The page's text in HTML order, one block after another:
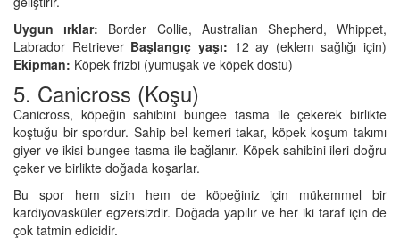
Uygun ırklar: Border Collie, Australian Shepherd, Whippet,
Labrador Retriever Başlangıç yaşı: 12 ay (eklem sağlığı için)
Ekipman: Köpek frizbi (yumuşak ve köpek dostu)
5. Canicross (Koşu)
Canicross, köpeğin sahibini bungee tasma ile çekerek birlikte
koştuğu bir spordur. Sahip bel kemeri takar, köpek koşum takımı
giyer ve ikisi bungee tasma ile bağlanır. Köpek sahibini ileri doğru
çeker ve birlikte doğada koşarlar.
Bu spor hem sizin hem de köpeğiniz için mükemmel bir
kardiyovasküler egzersizdir. Doğada yapılır ve her iki taraf için de
çok tatmin edicidir.